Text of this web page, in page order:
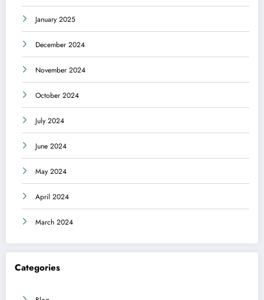
January 2025
December 2024
November 2024
October 2024
July 2024
June 2024
May 2024
April 2024
March 2024
Categories